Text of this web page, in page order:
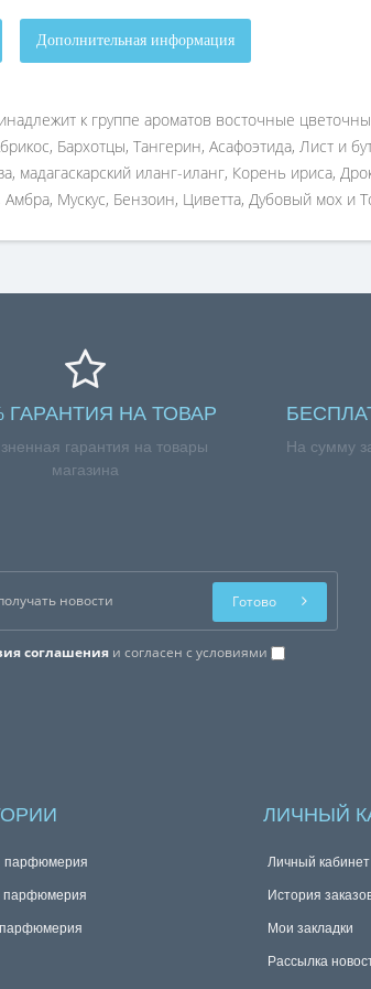
Дополнительная информация
к группе ароматов восточные
Бархотцы, Тангерин, Асафоэтида, Лист и
мадагаскарский иланг-иланг, Корень ириса,
Мускус, Бензоин, Циветта, Дубовый мох и
ГАРАНТИЯ НА ТОВАР
гарантия на товары
магазина
На сумму
соглашения и согласен с условиями
Готово
парфюмерия
парфюмерия
парфюмерия
ЛИЧНЫЙ
Личный кабинет
История
Мои закладки
Рассылка